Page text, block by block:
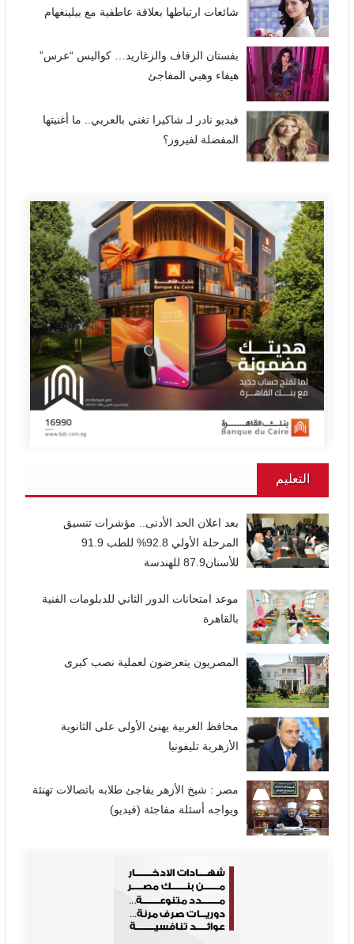
شائعات ارتباطها بعلاقة عاطفية مع بيلينغهام
بفستان الزفاف والزغاريد… كواليس “عرس”
هيفاء وهبي المفاجئ
فيديو نادر لـ شاكيرا تغني بالعربي.. ما أغنيتها
المفضلة لفيروز؟
التعليم
بعد اعلان الحد الأدنى.. مؤشرات تنسيق
المرحلة الأولي 92.8% للطب 91.9
للأسنان87.9 للهندسة
موعد امتحانات الدور الثاني للدبلومات الفنية
بالقاهرة
المصريون يتعرضون لعملية نصب كبرى
محافظ الغربية يهنئ الأولى على الثانوية
الأزهرية تليفونيا
مصر : شيخ الأزهر يفاجئ طلابه باتصالات تهنئة
ويواجه أسئلة مفاجئة (فيديو)